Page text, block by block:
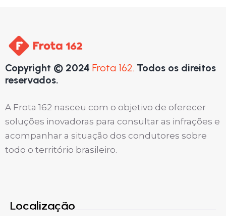
Copyright © 2024 Frota 162. Todos os direitos
reservados.
A Frota 162 nasceu com o objetivo de oferecer
soluções inovadoras para consultar as infrações e
acompanhar a situação dos condutores sobre
todo o território brasileiro.
Localização